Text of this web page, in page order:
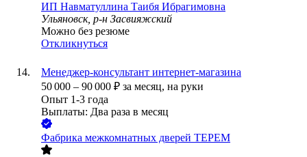
ИП Навматуллина Таибя Ибрагимовна
Ульяновск, р-н Засвияжский
Можно без резюме
Откликнуться
Менеджер-консультант интернет-магазина
50 000 – 90 000 ₽ за месяц, на руки
Опыт 1-3 года
Выплаты: Два раза в месяц
Фабрика межкомнатных дверей ТЕРЕМ